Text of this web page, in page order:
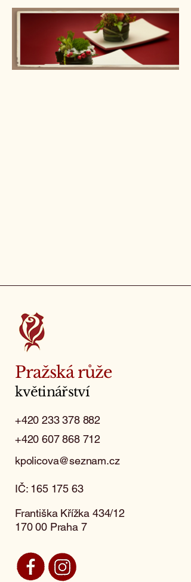
Pražská růže
květinářství
+420 233 378 882
+420 607 868 712
kpolicova@seznam.cz
IČ: 165 175 63
Františka Křížka 434/12
170 00 Praha 7